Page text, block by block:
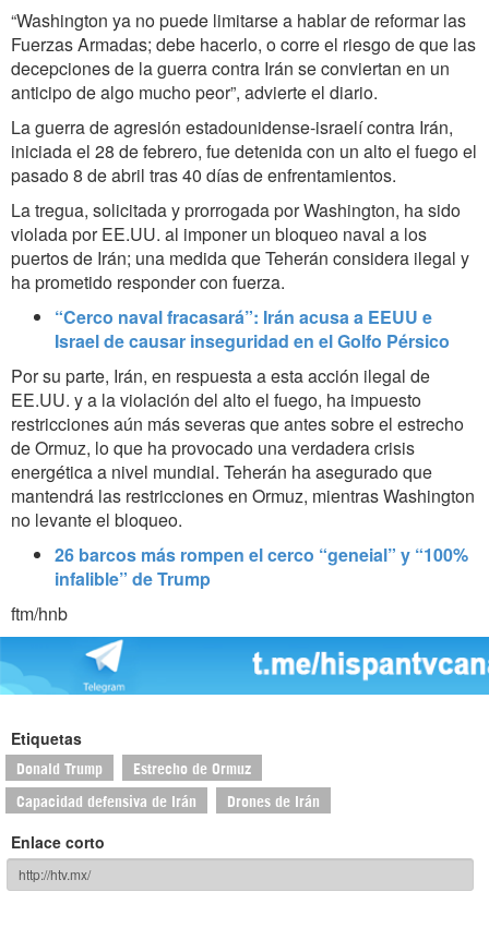
“Washington ya no puede limitarse a hablar de reformar las
Fuerzas Armadas; debe hacerlo, o corre el riesgo de que las
decepciones de la guerra contra Irán se conviertan en un
anticipo de algo mucho peor”, advierte el diario.
La guerra de agresión estadounidense-israelí contra Irán,
iniciada el 28 de febrero, fue detenida con un alto el fuego el
pasado 8 de abril tras 40 días de enfrentamientos.
La tregua, solicitada y prorrogada por Washington, ha sido
violada por EE.UU. al imponer un bloqueo naval a los
puertos de Irán; una medida que Teherán considera ilegal y
ha prometido responder con fuerza.
“Cerco naval fracasará”: Irán acusa a EEUU e
Israel de causar inseguridad en el Golfo Pérsico
Por su parte, Irán, en respuesta a esta acción ilegal de
EE.UU. y a la violación del alto el fuego, ha impuesto
restricciones aún más severas que antes sobre el estrecho
de Ormuz, lo que ha provocado una verdadera crisis
energética a nivel mundial. Teherán ha asegurado que
mantendrá las restricciones en Ormuz, mientras Washington
no levante el bloqueo.
26 barcos más rompen el cerco “geneial” y “100%
infalible” de Trump
ftm/hnb
Etiquetas
Donald Trump Estrecho de Ormuz
Capacidad defensiva de Irán Drones de Irán
Enlace corto